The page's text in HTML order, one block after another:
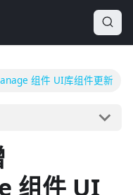
组件 UI库组件更新
组件 UI